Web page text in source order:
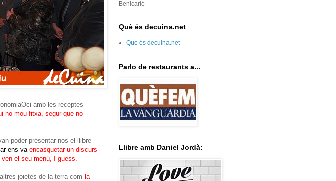
amb les receptes
no mou fitxa, segur que no
poder presentar-nos el llibre
ens va encasquetar un discurs
el seu menú, I guess.
joietes de la terra com la
Benicarló
Què és decuina.net
Que és decuina.net
Parlo de restaurants a...
Llibre amb Daniel Jordà: